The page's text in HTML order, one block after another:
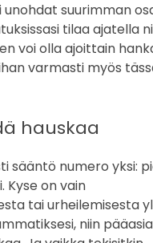
suurimman
tilaa ajatella
voi olla ajoittain
varmasti myös
hauskaa
sääntö numero yksi:
Kyse on vain
tai urheilemisesta
niin